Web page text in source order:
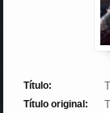
Título:
Título original: